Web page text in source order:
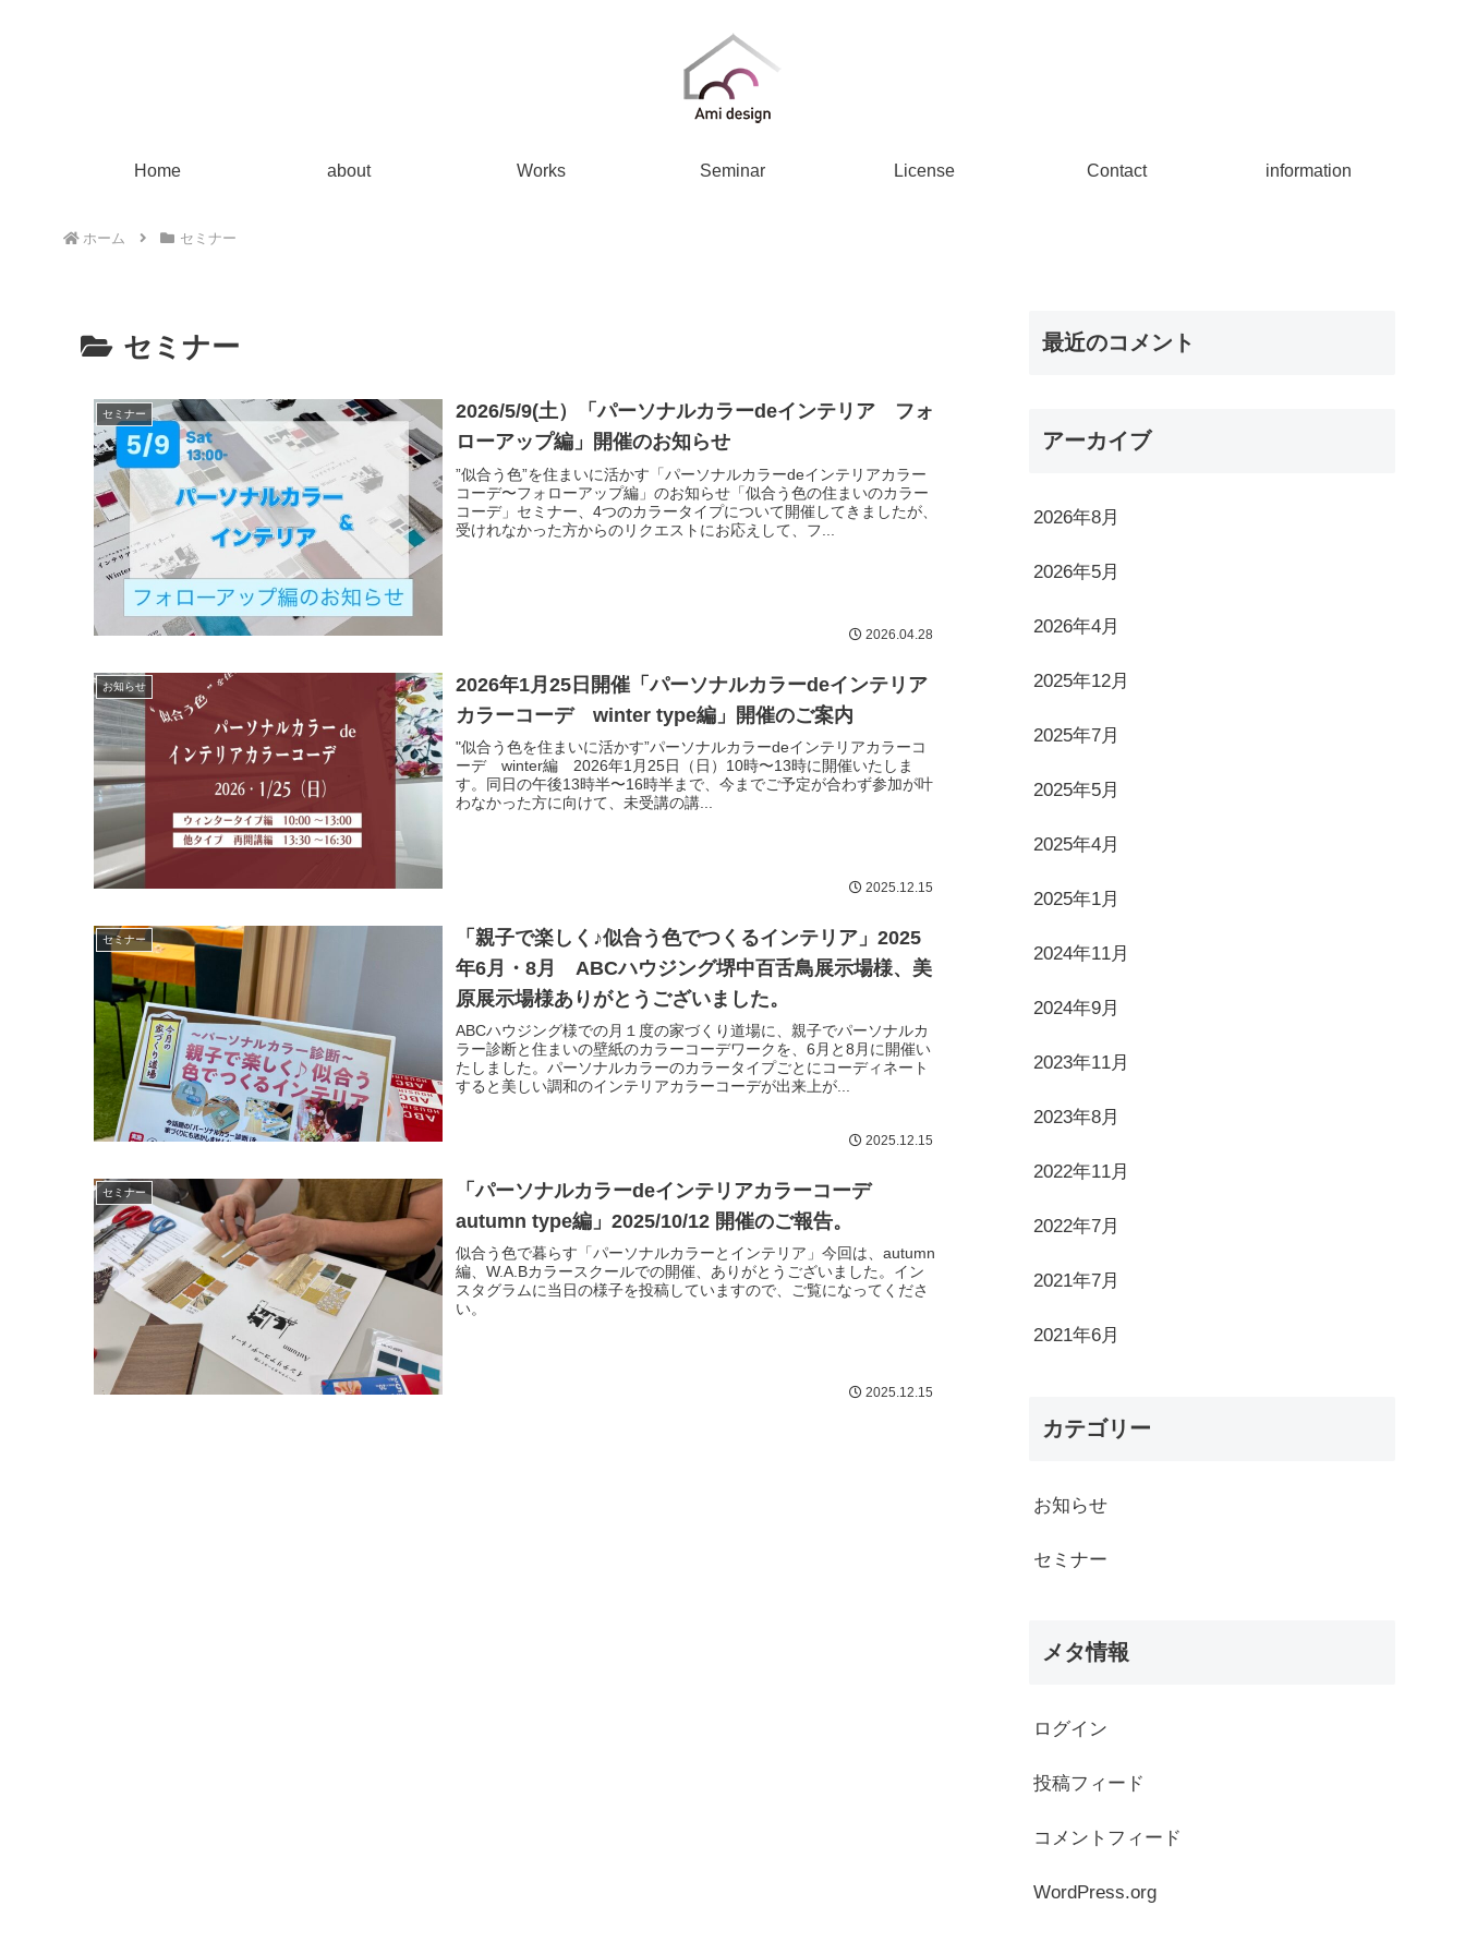
Home about Works Seminar License Contact information
ホーム セミナー
セミナー
セミナー
2026/5/9(土）「パーソナルカラーdeインテリア フォ
ローアップ編」開催のお知らせ
”似合う色”を住まいに活かす「パーソナルカラーdeインテリアカラー
コーデ〜フォローアップ編」のお知らせ「似合う色の住まいのカラー
コーデ」セミナー、4つのカラータイプについて開催してきましたが、
受けれなかった方からのリクエストにお応えして、フ...
2026.04.28
お知らせ
2026年1月25日開催「パーソナルカラーdeインテリア
カラーコーデ winter type編」開催のご案内
"似合う色を住まいに活かす”パーソナルカラーdeインテリアカラーコ
ーデ winter編 2026年1月25日（日）10時〜13時に開催いたしま
す。同日の午後13時半〜16時半まで、今までご予定が合わず参加が叶
わなかった方に向けて、未受講の講...
2025.12.15
セミナー
「親子で楽しく♪似合う色でつくるインテリア」2025
年6月・8月 ABCハウジング堺中百舌鳥展示場様、美
原展示場様ありがとうございました。
ABCハウジング様での月１度の家づくり道場に、親子でパーソナルカ
ラー診断と住まいの壁紙のカラーコーデワークを、6月と8月に開催い
たしました。パーソナルカラーのカラータイプごとにコーディネート
すると美しい調和のインテリアカラーコーデが出来上が...
2025.12.15
セミナー
「パーソナルカラーdeインテリアカラーコーデ
autumn type編」2025/10/12 開催のご報告。
似合う色で暮らす「パーソナルカラーとインテリア」今回は、autumn
編、W.A.Bカラースクールでの開催、ありがとうございました。イン
スタグラムに当日の様子を投稿していますので、ご覧になってくださ
い。
2025.12.15
最近のコメント
アーカイブ
2026年8月
2026年5月
2026年4月
2025年12月
2025年7月
2025年5月
2025年4月
2025年1月
2024年11月
2024年9月
2023年11月
2023年8月
2022年11月
2022年7月
2021年7月
2021年6月
カテゴリー
お知らせ
セミナー
メタ情報
ログイン
投稿フィード
コメントフィード
WordPress.org